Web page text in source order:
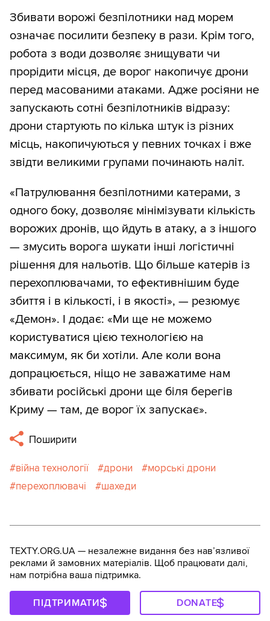
Збивати ворожі безпілотники над морем
означає посилити безпеку в рази. Крім того,
робота з води дозволяє знищувати чи
прорідити місця, де ворог накопичує дрони
перед масованими атаками. Адже росіяни не
запускають сотні безпілотників відразу:
дрони стартують по кілька штук із різних
місць, накопичуються у певних точках і вже
звідти великими групами починають наліт.
«Патрулювання безпілотними катерами, з
одного боку, дозволяє мінімізувати кількість
ворожих дронів, що йдуть в атаку, а з іншого
— змусить ворога шукати інші логістичні
рішення для нальотів. Що більше катерів із
перехоплювачами, то ефективнішим буде
збиття і в кількості, і в якості», — резюмує
«Демон». І додає: «Ми ще не можемо
користуватися цією технологією на
максимум, як би хотіли. Але коли вона
допрацюється, ніщо не заважатиме нам
збивати російські дрони ще біля берегів
Криму — там, де ворог їх запускає».
Поширити
війна технології дрони
морські дрони
перехоплювачі
шахеди
TEXTY.ORG.UA — незалежне видання без навʼязливої
реклами й замовних матеріалів. Щоб працювати далі,
нам потрібна ваша підтримка.
ПІДТРИМАТИ DONATE